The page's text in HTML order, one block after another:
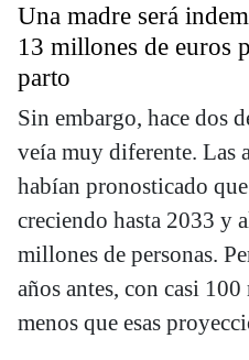
Una madre será
13 millones de euros
parto
Sin embargo, hace dos
veía muy diferente. Las
habían pronosticado
creciendo hasta 2033 y
millones de personas.
años antes, con casi
menos que esas